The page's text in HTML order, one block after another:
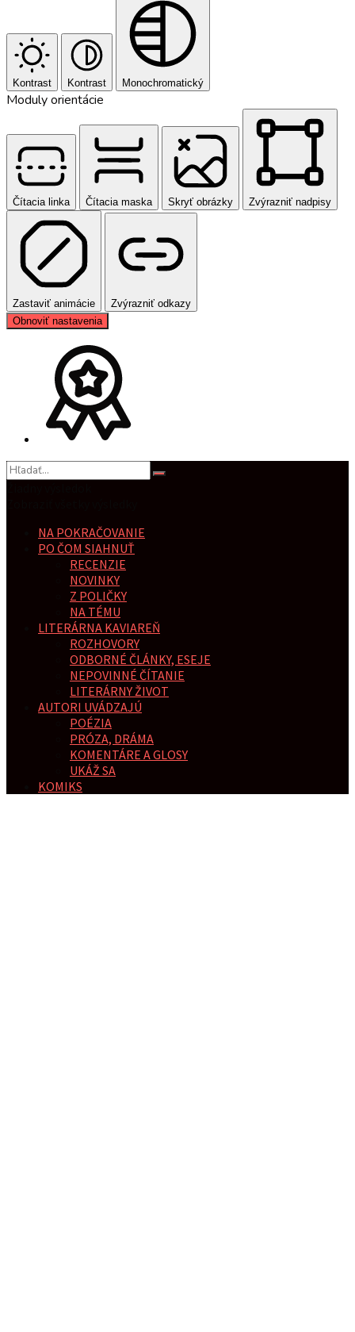
Kontrast Kontrast Monochromatický
Moduly orientácie
Čítacia linka Čítacia maska Skryť obrázky Zvýrazniť nadpisy
Zastaviť animácie
Zvýrazniť odkazy
Obnoviť nastavenia
NA POKRAČOVANIE
PO ČOM SIAHNUŤ
RECENZIE
NOVINKY
Z POLIČKY
NA TÉMU
LITERÁRNA KAVIAREŇ
ROZHOVORY
ODBORNÉ ČLÁNKY, ESEJE
NEPOVINNÉ ČÍTANIE
LITERÁRNY ŽIVOT
AUTORI UVÁDZAJÚ
POÉZIA
PRÓZA, DRÁMA
KOMENTÁRE A GLOSY
UKÁŽ SA
KOMIKS